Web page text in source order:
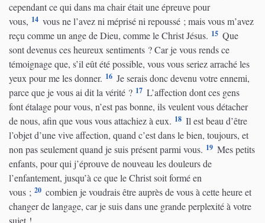
cependant ce qui dans ma chair était une épreuve pour
vous, 14 vous ne l’avez ni méprisé ni repoussé ; mais vous m’avez
reçu comme un ange de Dieu, comme le Christ Jésus. 15 Que
sont devenus ces heureux sentiments ? Car je vous rends ce
témoignage que, s’il eût été possible, vous vous seriez arraché les
yeux pour me les donner. 16 Je serais donc devenu votre ennemi,
parce que je vous ai dit la vérité ? 17 L’affection dont ces gens
font étalage pour vous, n’est pas bonne, ils veulent vous détacher
de nous, afin que vous vous attachiez à eux. 18 Il est beau d’être
l’objet d’une vive affection, quand c’est dans le bien, toujours, et
non pas seulement quand je suis présent parmi vous. 19 Mes petits
enfants, pour qui j’éprouve de nouveau les douleurs de
l’enfantement, jusqu’à ce que le Christ soit formé en
vous ; 20 combien je voudrais être auprès de vous à cette heure et
changer de langage, car je suis dans une grande perplexité à votre
sujet !